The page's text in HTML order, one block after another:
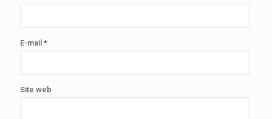
E-mail *
Site web